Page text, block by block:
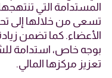
المستدامة التي
تسعى من خلالها إلى
الأعضاء. كما تضمن
بوجه خاص، استدامة
تعزيز مركزها المالي.